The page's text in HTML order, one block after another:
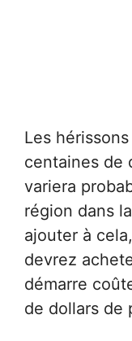
Les
centaines de
variera
région dans
ajouter à
devrez
démarre
de dollars de